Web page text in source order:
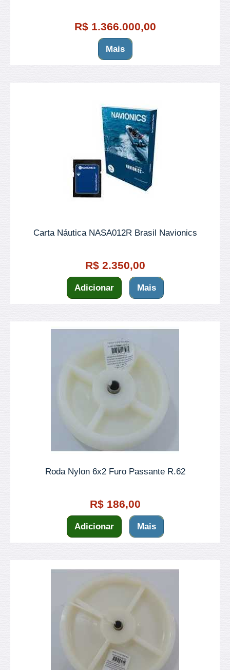
R$ 1.366.000,00
Mais
Carta Náutica NASA012R Brasil Navionics
R$ 2.350,00
Adicionar Mais
Roda Nylon 6x2 Furo Passante R.62
R$ 186,00
Adicionar Mais